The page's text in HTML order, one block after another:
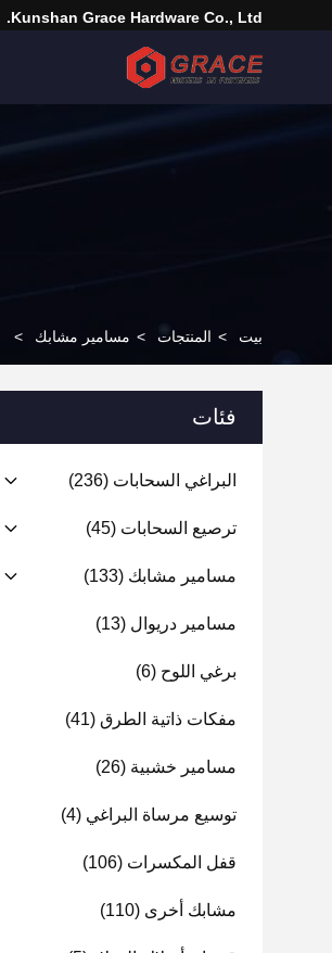
Kunshan Grace Hardware Co., Ltd.
بيت > المنتجات > مسامير مشابك >
فئات
البراغي السحابات (236)
ترصيع السحابات (45)
مسامير مشابك (133)
مسامير دريوال (13)
برغي اللوح (6)
مفكات ذاتية الطرق (41)
مسامير خشبية (26)
توسيع مرساة البراغي (4)
قفل المكسرات (106)
مشابك أخرى (110)